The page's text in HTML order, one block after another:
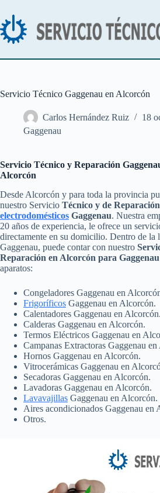
contenido
Servicio Técnico Gaggenau en Alcorcón
Carlos Hernández Ruiz
18
Gaggenau
Servicio Técnico y Reparación
Alcorcón
Desde Alcorcón y para toda la provincia
nuestro Servicio Técnico y de
electrodomésticos Gaggenau. Nuestra
20 años de experiencia, le ofrece un
directamente en su domicilio. Dentro de la
Gaggenau, puede contar con nuestro
Reparación en Alcorcón para Gaggenau
aparatos:
Congeladores Gaggenau en
Frigoríficos Gaggenau en Alcorcón.
Calentadores Gaggenau en Alcorcón.
Calderas Gaggenau en Alcorcón.
Termos Eléctricos Gaggenau en
Campanas Extractoras Gaggenau
Hornos Gaggenau en Alcorcón.
Vitrocerámicas Gaggenau en
Secadoras Gaggenau en Alcorcón.
Lavadoras Gaggenau en Alcorcón.
Lavavajillas Gaggenau en Alcorcón.
Aires acondicionados Gaggenau en
Otros.